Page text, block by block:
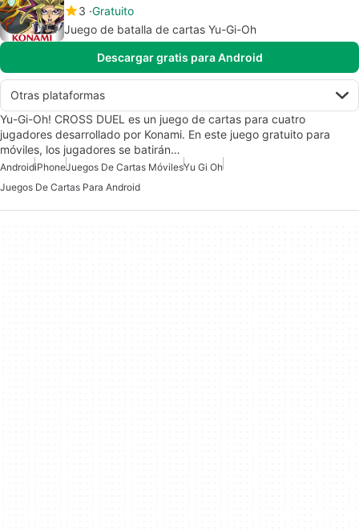
3 Gratuito
Juego de batalla de cartas Yu-Gi-Oh
Descargar gratis para Android
Otras plataformas
Yu-Gi-Oh! CROSS DUEL es un juego de cartas para cuatro
jugadores desarrollado por Konami. En este juego gratuito para
móviles, los jugadores se batirán…
AndroidiPhoneJuegos De Cartas MóvilesYu Gi Oh
Juegos De Cartas Para Android